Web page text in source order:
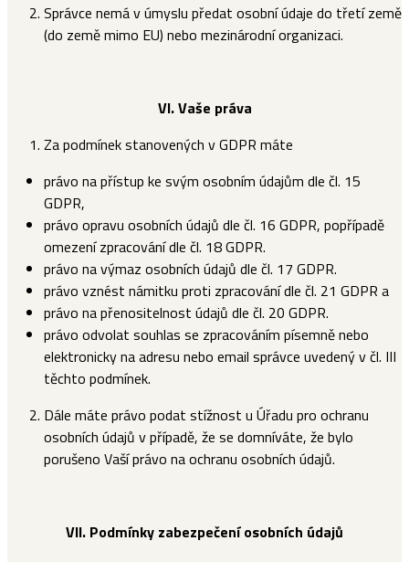
Správce nemá v úmyslu předat osobní údaje do třetí země
(do země mimo EU) nebo mezinárodní organizaci.
VI.Vaše práva
Za podmínek stanovených v GDPR máte
právo na přístup ke svým osobním údajům dle čl. 15
GDPR,
právo opravu osobních údajů dle čl. 16 GDPR, popřípadě
omezení zpracování dle čl. 18 GDPR.
právo na výmaz osobních údajů dle čl. 17 GDPR.
právo vznést námitku proti zpracování dle čl. 21 GDPR a
právo na přenositelnost údajů dle čl. 20 GDPR.
právo odvolat souhlas se zpracováním písemně nebo
elektronicky na adresu nebo email správce uvedený v čl. III
těchto podmínek.
Dále máte právo podat stížnost u Úřadu pro ochranu
osobních údajů v případě, že se domníváte, že bylo
porušeno Vaší právo na ochranu osobních údajů.
VII. Podmínky zabezpečení osobních údajů